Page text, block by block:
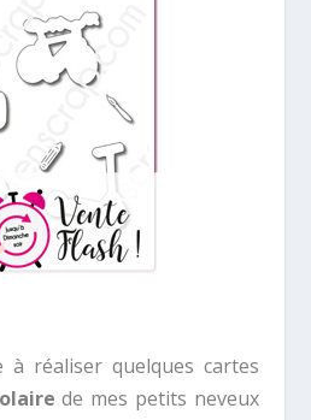
à réaliser quelques cartes
de mes petits neveux